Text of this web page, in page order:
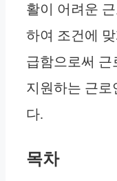
활이 어려운
하여 조건에
급함으로써 근
지원하는 근로
다.
목차